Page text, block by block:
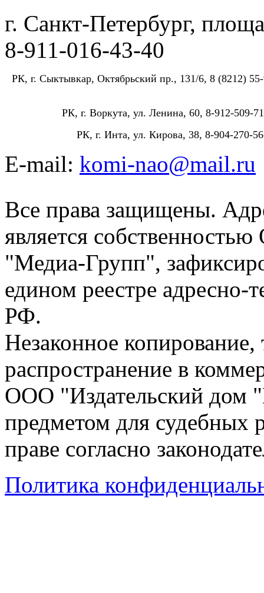
г. Санкт-Петербург,
8-911-016-43-40
РК, г. Сыктывкар, Октябрьский пр., 131/6, 8 (8212)
РК, г. Воркута, ул. Ленина, 60, 8-912-509-
РК, г. Инта, ул. Кирова, 38, 8-904-270-
E-mail: komi-nao@mail.ru
Все права защищены.
является
"Медиа-Групп",
едином реестре адресно-
РФ.
Незаконное
распространение в
ООО "Издательский дом
предметом для судебных
праве согласно
Политика